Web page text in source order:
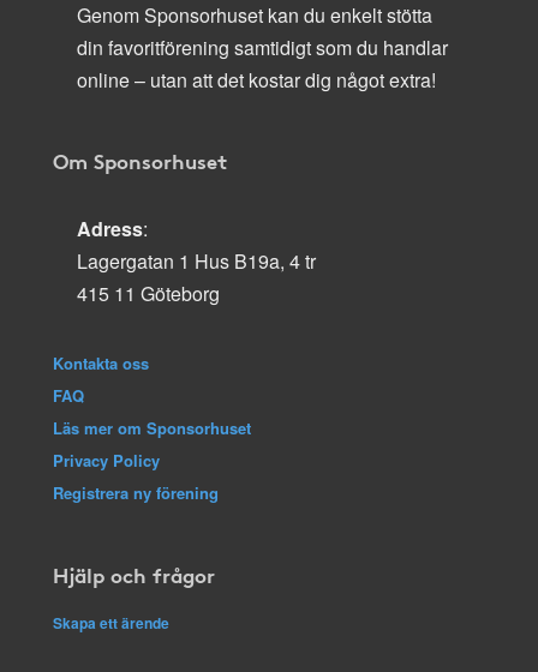
Genom Sponsorhuset kan du enkelt stötta
din favoritförening samtidigt som du handlar
online – utan att det kostar dig något extra!
Om Sponsorhuset
Adress:
Lagergatan 1 Hus B19a, 4 tr
415 11 Göteborg
Kontakta oss
FAQ
Läs mer om Sponsorhuset
Privacy Policy
Registrera ny förening
Hjälp och frågor
Skapa ett ärende